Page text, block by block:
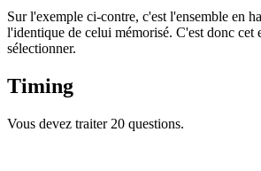
Sur l'exemple ci-contre, c'est l'ensemble en
l'identique de celui mémorisé. C'est donc cet
sélectionner.
Timing
Vous devez traiter 20 questions.